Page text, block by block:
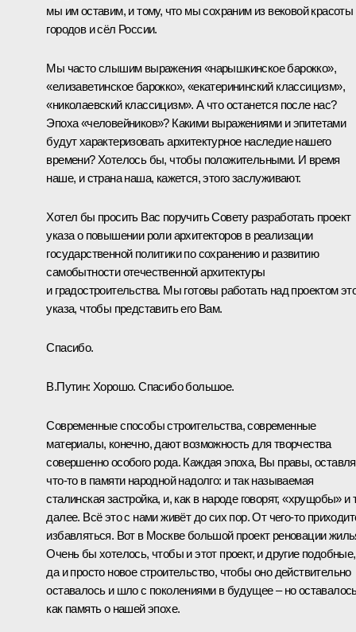
мы им оставим, и тому, что мы сохраним из вековой красоты
городов и сёл России.
Мы часто слышим выражения «нарышкинское барокко»,
«елизаветинское барокко», «екатерининский классицизм»,
«николаевский классицизм». А что останется после нас?
Эпоха «человейников»? Какими выражениями и эпитетами
будут характеризовать архитектурное наследие нашего
времени? Хотелось бы, чтобы положительными. И время
наше, и страна наша, кажется, этого заслуживают.
Хотел бы просить Вас поручить Совету разработать проект
указа о повышении роли архитекторов в реализации
государственной политики по сохранению и развитию
самобытности отечественной архитектуры
и градостроительства. Мы готовы работать над проектом
указа, чтобы представить его Вам.
Спасибо.
В.Путин: Хорошо. Спасибо большое.
Современные способы строительства, современные
материалы, конечно, дают возможность для творчества
совершенно особого рода. Каждая эпоха, Вы правы,
что-то в памяти народной надолго: и так называемая
сталинская застройка, и, как в народе говорят, «хрущобы» и
далее. Всё это с нами живёт до сих пор. От чего-то
избавляться. Вот в Москве большой проект реновации
Очень бы хотелось, чтобы и этот проект, и другие подобные,
да и просто новое строительство, чтобы оно действительно
оставалось и шло с поколениями в будущее – но
как память о нашей эпохе.